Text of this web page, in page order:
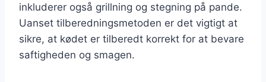
inkluderer også grillning og stegning på pande.
Uanset tilberedningsmetoden er det vigtigt at
sikre, at kødet er tilberedt korrekt for at bevare
saftigheden og smagen.